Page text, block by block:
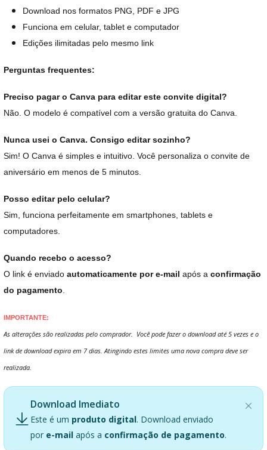
Download nos formatos PNG, PDF e JPG
Funciona em celular, tablet e computador
Edições ilimitadas pelo mesmo link
Perguntas frequentes:
Preciso pagar o Canva para editar este convite digital?
Não. O modelo é compatível com a versão gratuita do Canva.
Nunca usei o Canva. Consigo editar sozinho?
Sim! O Canva é simples e intuitivo. Você personaliza o convite de
aniversário em menos de 5 minutos.
Posso editar pelo celular?
Sim, funciona perfeitamente em smartphones, tablets e
computadores.
Quando recebo o acesso?
O link é enviado automaticamente por e-mail após a confirmação
do pagamento
IMPORTANTE:
As alterações são realizadas pelo comprador. Você pode fazer o download até 5 vezes e o
link de download expira em 7 dias. Atingindo estes limites uma nova compra deve ser
realizada.
Download Imediato
Este é um produto digital. Download enviado
por e-mail após a confirmação de pagamento.